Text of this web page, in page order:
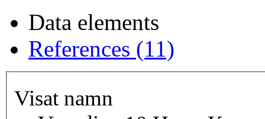
Data elements
References (11)
Visat namn